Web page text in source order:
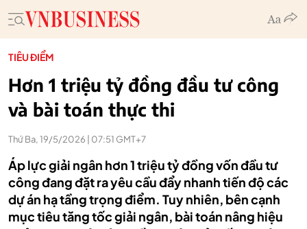
TIÊU ĐIỂM
Hơn 1 triệu tỷ đồng đầu tư công
và bài toán thực thi
Thứ Ba, 19/5/2026 | 07:51 GMT+7
Áp lực giải ngân hơn 1 triệu tỷ đồng vốn đầu tư
công đang đặt ra yêu cầu đẩy nhanh tiến độ các
dự án hạ tầng trọng điểm. Tuy nhiên, bên cạnh
mục tiêu tăng tốc giải ngân, bài toán nâng hiệu